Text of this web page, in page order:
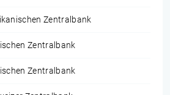
Zentralbank
Zentralbank
Zentralbank